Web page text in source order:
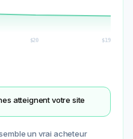
$20 $19
atteignent votre site
un vrai acheteur